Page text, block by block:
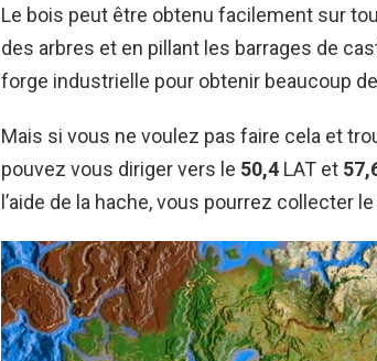
Le bois peut être obtenu facilement sur
des arbres et en pillant les barrages de
forge industrielle pour obtenir beaucoup
Mais si vous ne voulez pas faire cela et
pouvez vous diriger vers le 50,4 LAT et
l’aide de la hache, vous pourrez collecter